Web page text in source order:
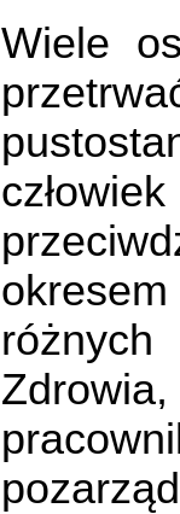
Wiele